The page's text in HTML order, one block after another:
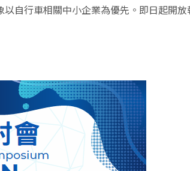
自行車相關中小企業為優先。即日起開